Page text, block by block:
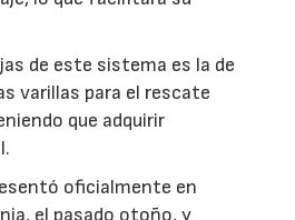
de este sistema es la de
varillas para el rescate
que adquirir
oficialmente en